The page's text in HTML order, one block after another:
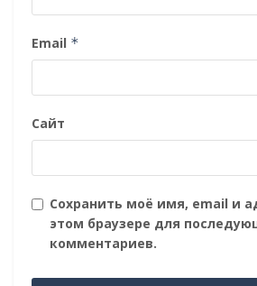
Email *
Сайт
Сохранить моё имя, email и
этом браузере для
комментариев.